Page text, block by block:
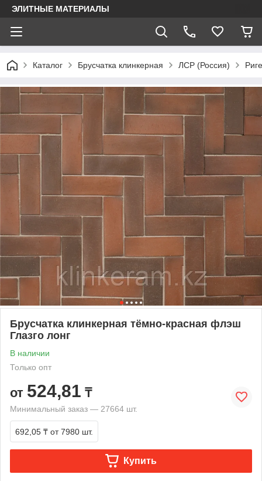
ЭЛИТНЫЕ МАТЕРИАЛЫ
Каталог Брусчатка клинкерная ЛСР (Россия)
Брусчатка клинкерная тёмно-красная флэш
Глазго лонг
В наличии
Только опт
от 524,81 ₸
Минимальный заказ — 27664 шт.
692,05 ₸ от 7980 шт.
Купить